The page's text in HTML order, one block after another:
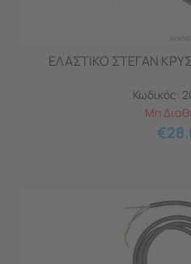
ΕΛΑΣΤΙΚΟ ΣΤΕΓΑΝ
Κωδικός:
Μη
€